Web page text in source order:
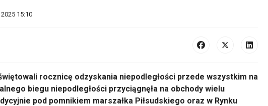
15:10
rocznicę odzyskania niepodległości przede wszystkim na
biegu niepodległości przyciągnęła na obchody wielu
pod pomnikiem marszałka Piłsudskiego oraz w Rynku